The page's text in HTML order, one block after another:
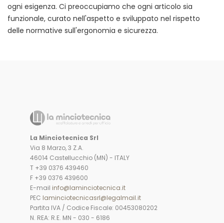
ogni esigenza. Ci preoccupiamo che ogni articolo sia
funzionale, curato nell'aspetto e sviluppato nel rispetto
delle normative sull'ergonomia e sicurezza.
La Minciotecnica Srl
Via 8 Marzo, 3 Z.A.
46014 Castellucchio (MN) - ITALY
T +39 0376 439460
F +39 0376 439600
E-mail info@laminciotecnica.it
PEC laminciotecnicasrl@legalmail.it
Partita IVA / Codice Fiscale: 00453080202
N. REA: R.E. MN - 030 - 6186